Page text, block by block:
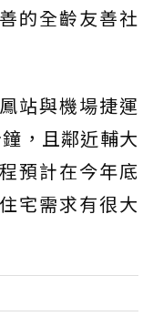
的全齡友善社
站與機場捷運
，且鄰近輔大
預計在今年底
宅需求有很大